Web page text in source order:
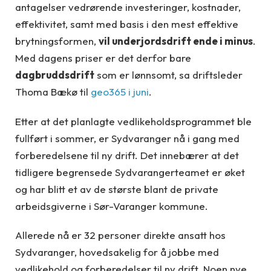
antagelser vedrørende investeringer, kostnader,
effektivitet, samt med basis i den mest effektive
brytningsformen, vil underjordsdrift ende i minus.
Med dagens priser er det derfor bare
dagbruddsdriftsom er lønnsomt, sa driftsleder
Thoma Bækø til geo365 i juni.
Etter at det planlagte vedlikeholdsprogrammet ble
fullført i sommer, er Sydvaranger nå i gang med
forberedelsene til ny drift. Det innebærer at det
tidligere begrensede Sydvarangerteamet er øket
og har blitt et av de største blant de private
arbeidsgiverne i Sør-Varanger kommune.
Allerede nå er 32 personer direkte ansatt hos
Sydvaranger, hovedsakelig for å jobbe med